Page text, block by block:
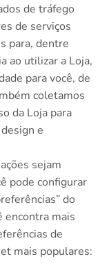
de tráfego
de serviços
para, dentre
ao utilizar a Loja,
para você, de
coletamos
da Loja para
e
sejam
pode configurar
do
encontra mais
de
mais populares: